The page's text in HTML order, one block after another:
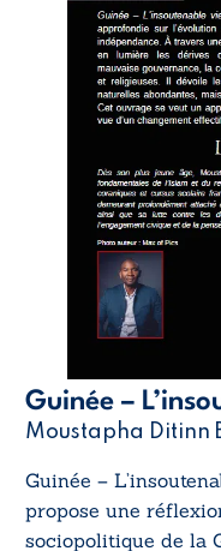
Guinée –
Moustapha Ditinn
Guinée –
propose une
sociopolitique de la